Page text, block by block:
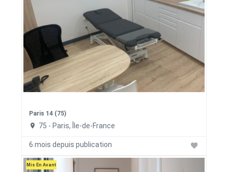
Paris 14 (75)
75 - Paris, Île-de-France
6 mois depuis publication
Mis En Avant